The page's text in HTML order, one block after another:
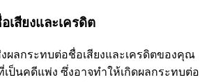
เสียงและเครดิต
ผลกระทบต่อชื่อเสียงและเครดิตของคุณ
ป็นคดีแพ่ง ซึ่งอาจทำให้เกิดผลกระทบต่อ